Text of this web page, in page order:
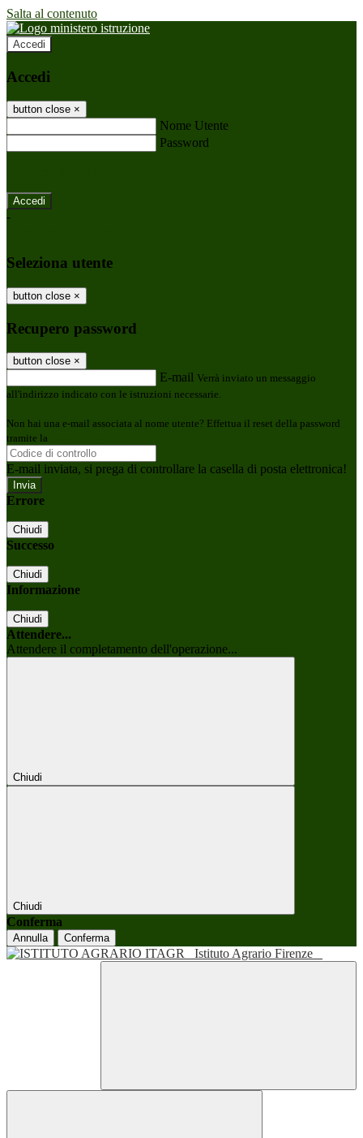
Salta al contenuto
Accedi
Accedi
button close ×
Nome Utente
Password
-
Seleziona utente
button close ×
Recupero password
button close ×
E-mail Verrà inviato un messaggio
all'indirizzo indicato con le istruzioni necessarie.
Non hai una e-mail associata al nome utente? Effettua il reset della password
tramite la
E-mail inviata, si prega di controllare la casella di posta elettronica!
Errore
Chiudi
Successo
Chiudi
Informazione
Chiudi
Attendere...
Attendere il completamento dell'operazione...
Chiudi
Chiudi
Conferma
Annulla Conferma
Istituto Agrario Firenze